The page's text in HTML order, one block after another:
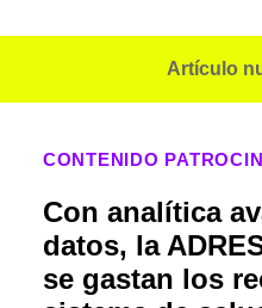
Artículo
CONTENIDO
Con analítica
datos, la
se gastan los